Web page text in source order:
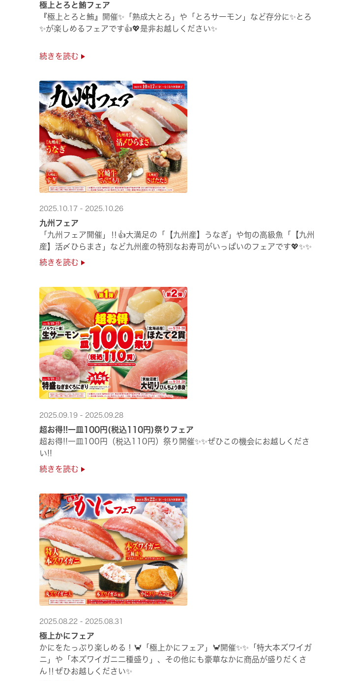
極上とろと鮪フェア
『極上とろと鮪』開催✨「熟成大とろ」や「とろサーモン」など存分に✨とろ
✨が楽しめるフェアです👍💖是非お越しください✨
続きを読む
2025.10.17 - 2025.10.26
九州フェア
「九州フェア開催」‼👍大満足の「【九州産】うなぎ」や旬の高級魚「【九州
産】活〆ひらまさ」など九州産の特別なお寿司がいっぱいのフェアです💖✨✨
続きを読む
2025.09.19 - 2025.09.28
超お得!!一皿100円(税込110円)祭りフェア
超お得!!一皿100円（税込110円）祭り開催✨✨ぜひこの機会にお越しくださ
い!!
続きを読む
2025.08.22 - 2025.08.31
極上かにフェア
かにをたっぷり楽しめる！🦀「極上かにフェア」🦀開催✨✨「特大本ズワイガ
ニ」や「本ズワイガニ二種盛り」、その他にも豪華なかに商品が盛りだくさ
ん‼ぜひお越しください✨